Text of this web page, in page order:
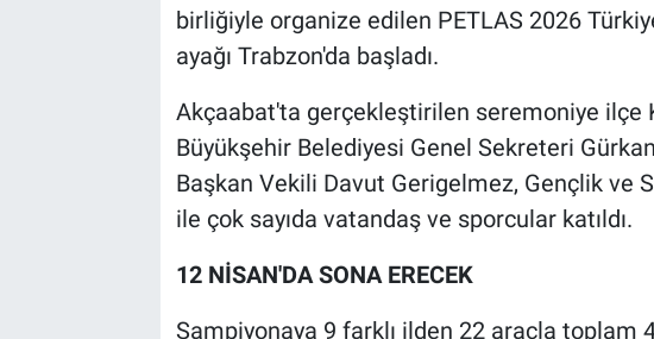
birliğiyle organize edilen PETLAS 2026
ayağı Trabzon'da başladı.
Akçaabat'ta gerçekleştirilen seremoniye ilçe
Büyükşehir Belediyesi Genel Sekreteri
Başkan Vekili Davut Gerigelmez, Gençlik ve
ile çok sayıda vatandaş ve sporcular katıldı.
12 NİSAN'DA SONA ERECEK
Şampiyonaya 9 farklı ilden 22 araçla toplam